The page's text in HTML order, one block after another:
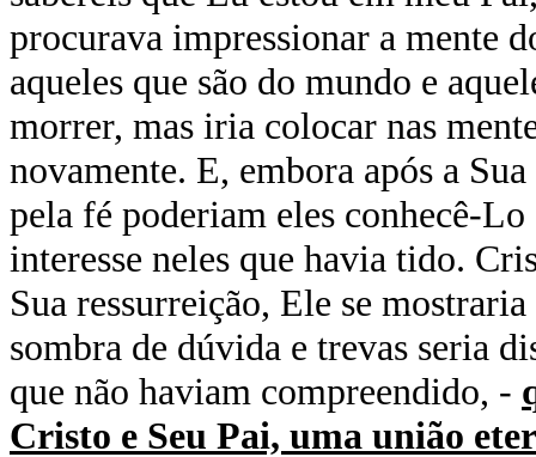
procurava impressionar a mente
aqueles que são do mundo e
morrer, mas iria colocar nas
novamente. E, embora após a
pela fé poderiam eles conhecê-
interesse neles que havia tido.
Sua ressurreição, Ele se
sombra de dúvida e trevas seria
que não haviam compreendido, -
Cristo e Seu Pai, uma união